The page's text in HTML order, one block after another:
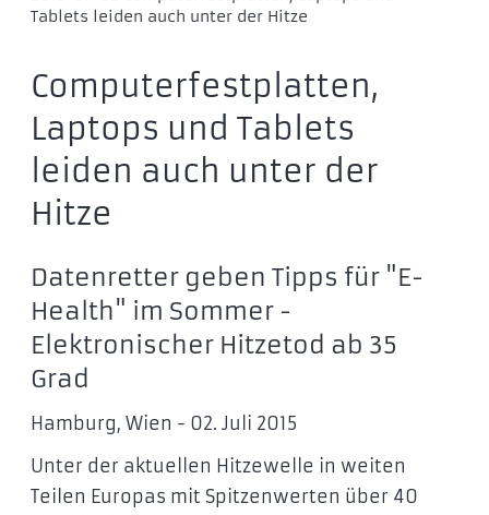
Tablets leiden auch unter der Hitze
Computerfestplatten,
Laptops und Tablets
leiden auch unter der
Hitze
Datenretter geben Tipps für "E-
Health" im Sommer -
Elektronischer Hitzetod ab 35
Grad
Hamburg, Wien - 02. Juli 2015
Unter der aktuellen Hitzewelle in weiten
Teilen Europas mit Spitzenwerten über 40